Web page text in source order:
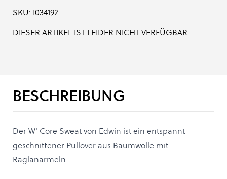
SKU: I034192
DIESER ARTIKEL IST LEIDER NICHT VERFÜGBAR
BESCHREIBUNG
Der W' Core Sweat von Edwin ist ein entspannt
geschnittener Pullover aus Baumwolle mit
Raglanärmeln.